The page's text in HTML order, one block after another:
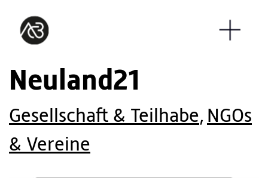
Neuland21
Gesellschaft & Teilhabe, NGOs
& Vereine